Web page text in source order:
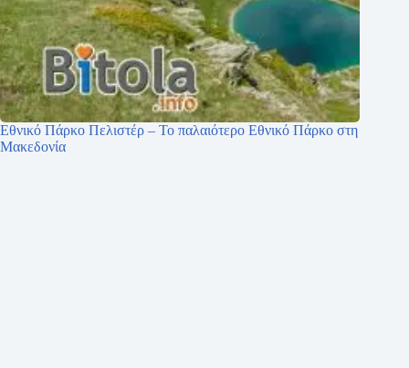
Εθνικό Πάρκο Πελιστέρ – Το παλαιότερο Εθνικό Πάρκο στη
Μακεδονία